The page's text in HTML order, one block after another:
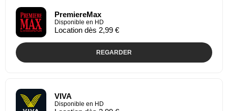
PremiereMax
Disponible en HD
Location dès 2,99 €
REGARDER
VIVA
Disponible en HD